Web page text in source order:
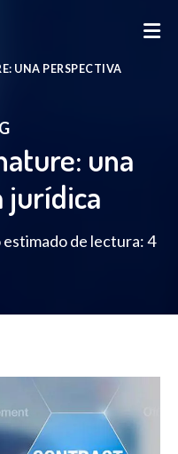
UNA PERSPECTIVA
una
jurídica
de lectura: 4